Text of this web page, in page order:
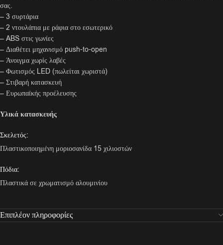
σας.
– 3 συρτάρια
– 2 ντουλάπια με ράφια στο εσωτερικό
– ABS στις γωνίες
– Διαθέτει μηχανισμό push-to-open
– Άνοιγμα χωρίς λαβές
– Φωτισμός LED (πωλείται χωριστά)
– Στιβαρή κατασκευή
– Ευρωπαϊκής προέλευσης
Υλικά κατασκευής
Σκελετός:
Πλαστικοποιημένη μοριοσανίδα 15 χιλιοστών
Πόδια:
Πλαστικά σε χρωματισμό αλουμινίου
Επιπλέον πληροφορίες